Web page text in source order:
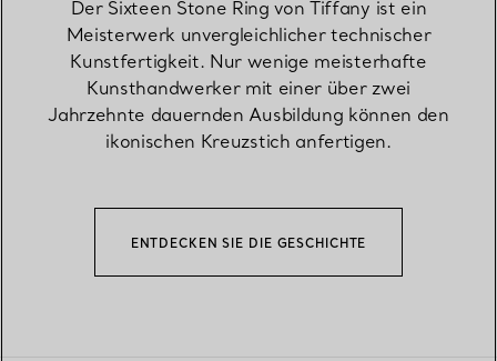
Der Sixteen Stone Ring von Tiffany ist ein
Meisterwerk unvergleichlicher technischer
Kunstfertigkeit. Nur wenige meisterhafte
Kunsthandwerker mit einer über zwei
Jahrzehnte dauernden Ausbildung können den
ikonischen Kreuzstich anfertigen.
ENTDECKEN SIE DIE GESCHICHTE